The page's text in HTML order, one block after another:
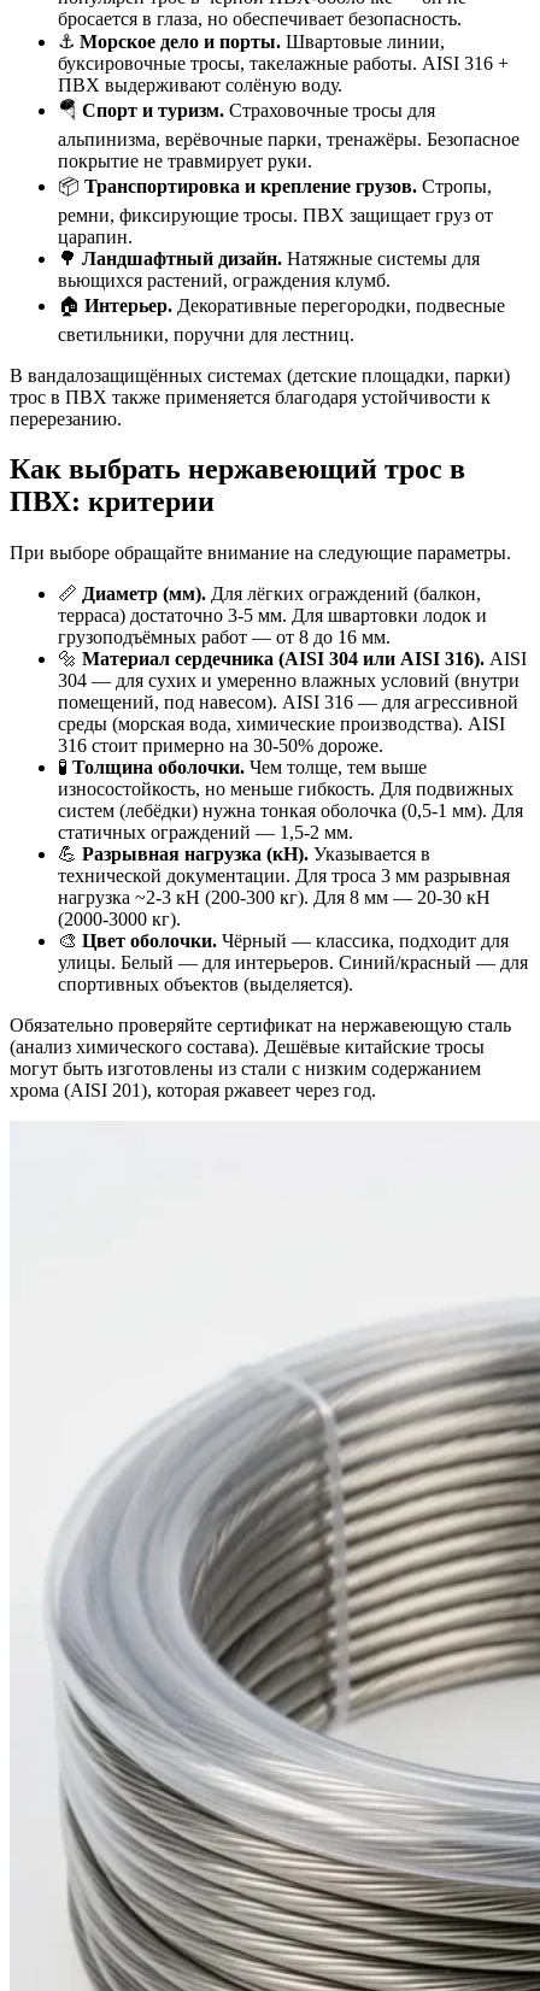
бросается в глаза, но обеспечивает безопасность.
⚓ Морское дело и порты. Швартовые линии,
буксировочные тросы, такелажные работы. AISI 316 +
ПВХ выдерживают солёную воду.
🪂 Спорт и туризм. Страховочные тросы для
альпинизма, верёвочные парки, тренажёры. Безопасное
покрытие не травмирует руки.
📦 Транспортировка и крепление грузов. Стропы,
ремни, фиксирующие тросы. ПВХ защищает груз от
царапин.
🌳 Ландшафтный дизайн. Натяжные системы для
вьющихся растений, ограждения клумб.
🏠 Интерьер. Декоративные перегородки, подвесные
светильники, поручни для лестниц.
В вандалозащищённых системах (детские площадки, парки)
трос в ПВХ также применяется благодаря устойчивости к
перерезанию.
Как выбрать нержавеющий трос в
ПВХ: критерии
При выборе обращайте внимание на следующие параметры.
📏 Диаметр (мм). Для лёгких ограждений (балкон,
терраса) достаточно 3-5 мм. Для швартовки лодок и
грузоподъёмных работ — от 8 до 16 мм.
🔩 Материал сердечника (AISI 304 или AISI 316). AISI
304 — для сухих и умеренно влажных условий (внутри
помещений, под навесом). AISI 316 — для агрессивной
среды (морская вода, химические производства). AISI
316 стоит примерно на 30-50% дороже.
🧪 Толщина оболочки. Чем толще, тем выше
износостойкость, но меньше гибкость. Для подвижных
систем (лебёдки) нужна тонкая оболочка (0,5-1 мм). Для
статичных ограждений — 1,5-2 мм.
💪 Разрывная нагрузка (кН). Указывается в
технической документации. Для троса 3 мм разрывная
нагрузка ~2-3 кН (200-300 кг). Для 8 мм — 20-30 кН
(2000-3000 кг).
🎨 Цвет оболочки. Чёрный — классика, подходит для
улицы. Белый — для интерьеров. Синий/красный — для
спортивных объектов (выделяется).
Обязательно проверяйте сертификат на нержавеющую сталь
(анализ химического состава). Дешёвые китайские тросы
могут быть изготовлены из стали с низким содержанием
хрома (AISI 201), которая ржавеет через год.